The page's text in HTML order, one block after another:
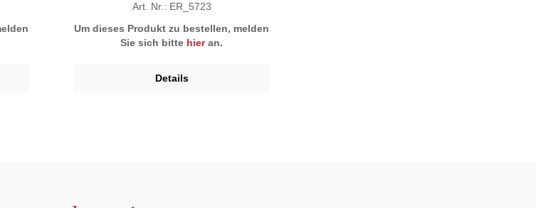
Art. Nr.: ER_5723
Um dieses Produkt zu bestellen, melden
Sie sich bitte hieran.
Details